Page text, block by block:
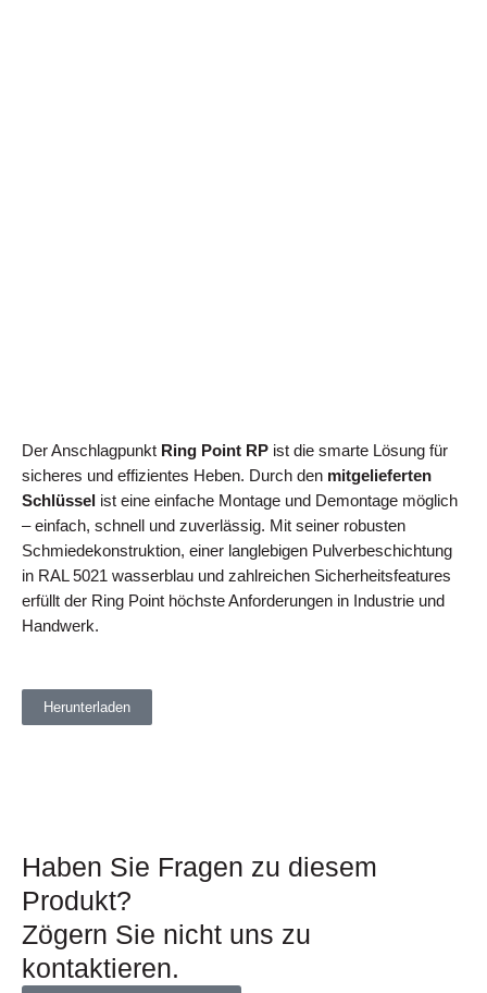
Der Anschlagpunkt Ring Point RP ist die smarte Lösung für
sicheres und effizientes Heben. Durch den mitgelieferten
Schlüssel ist eine einfache Montage und Demontage möglich
– einfach, schnell und zuverlässig. Mit seiner robusten
Schmiedekonstruktion, einer langlebigen Pulverbeschichtung
in RAL 5021 wasserblau und zahlreichen Sicherheitsfeatures
erfüllt der Ring Point höchste Anforderungen in Industrie und
Handwerk.
Herunterladen
Haben Sie Fragen zu diesem
Produkt?
Zögern Sie nicht uns zu
kontaktieren.